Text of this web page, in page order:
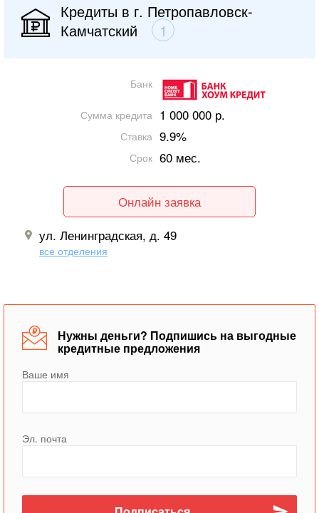
Кредиты в г. Петропавловск-
Камчатский
1
Банк
Сумма кредита 1 000 000 р.
Ставка 9.9%
Срок 60 мес.
Онлайн заявка
ул. Ленинградская, д. 49
все отделения
Нужны деньги? Подпишись на выгодные
кредитные предложения
Ваше имя
Эл. почта